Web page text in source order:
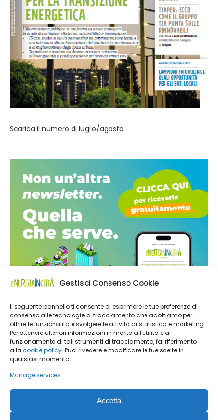
Gestisci Consenso Cookie
Il seguente pannello ti consente di esprimere le tue preferenze di
consenso alle tecnologie di tracciamento che adottiamo per
offrire le funzionalità e svolgere le attività di statistica e marketing.
Per ottenere ulteriori informazioni in merito all'utilità e al
funzionamento di tali strumenti di tracciamento, fai riferimento
alla cookie policy. Puoi rivedere e modificare le tue scelte in
qualsiasi momento.
Manage services
Accetta
Scarica il numero di luglio/agosto